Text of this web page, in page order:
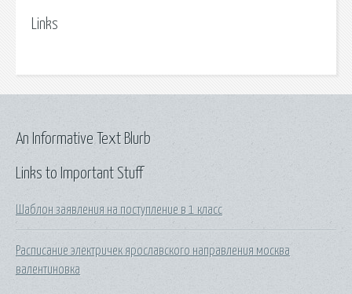
Links
Links to Important Stuff
Шаблон заявления на поступление в 1 класс
Расписание электричек ярославского направления москва
валентиновка
An Informative Text Blurb